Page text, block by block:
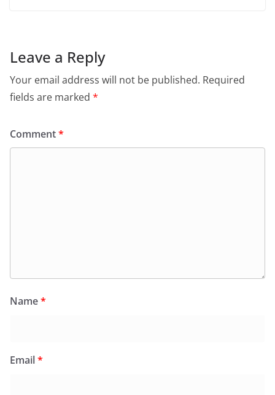
Leave a Reply
Your email address will not be published. Required
fields are marked *
Comment*
Name*
Email*